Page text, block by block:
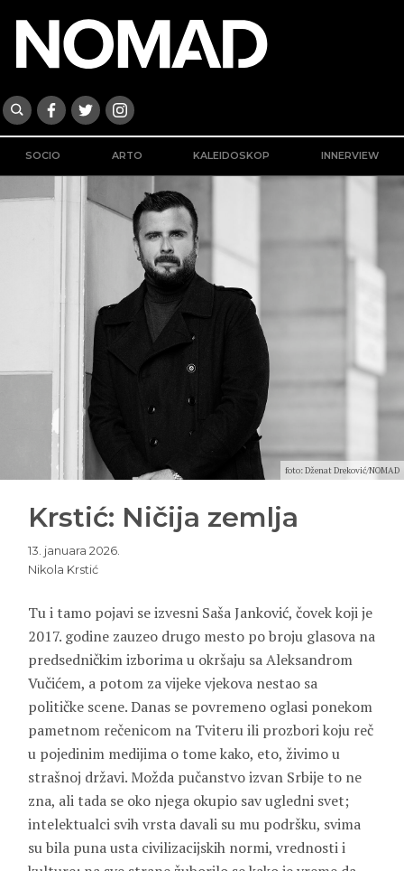
SOCIO ARTO KALEIDOSKOP INNERVIEW
foto: Dženat Dreković/NOMAD
Krstić: Ničija zemlja
13. januara 2026.
Nikola Krstić
Tu i tamo pojavi se izvesni Saša Janković, čovek koji je
2017. godine zauzeo drugo mesto po broju glasova na
predsedničkim izborima u okršaju sa Aleksandrom
Vučićem, a potom za vijeke vjekova nestao sa
političke scene. Danas se povremeno oglasi ponekom
pametnom rečenicom na Tviteru ili prozbori koju reč
u pojedinim medijima o tome kako, eto, živimo u
strašnoj državi. Možda pučanstvo izvan Srbije to ne
zna, ali tada se oko njega okupio sav ugledni svet;
intelektualci svih vrsta davali su mu podršku, svima
su bila puna usta civilizacijskih normi, vrednosti i